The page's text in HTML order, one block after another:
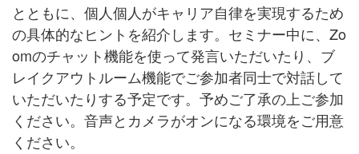
とともに、個人個人がキャリア自律を実現するため
の具体的なヒントを紹介します。セミナー中に、Zo
omのチャット機能を使って発言いただいたり、ブ
レイクアウトルーム機能でご参加者同士で対話して
いただいたりする予定です。予めご了承の上ご参加
ください。音声とカメラがオンになる環境をご用意
ください。